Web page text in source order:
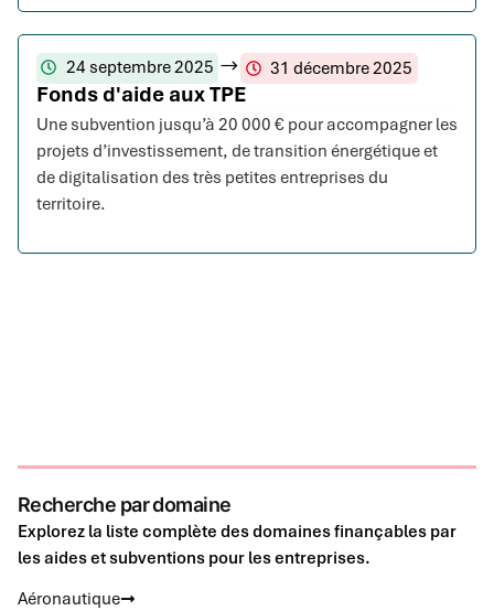
24 septembre 2025 31 décembre 2025
Fonds d'aide aux TPE
Une subvention jusqu’à 20 000 € pour accompagner les
projets d’investissement, de transition énergétique et
de digitalisation des très petites entreprises du
territoire.
Recherche par domaine
Explorez la liste complète des domaines finançables par
les aides et subventions pour les entreprises.
Aéronautique